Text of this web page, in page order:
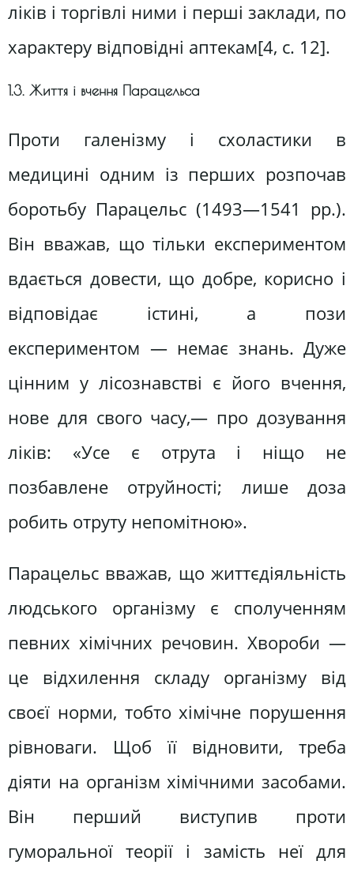
ліків і торгівлі ними і перші заклади, по
характеру відповідні аптекам[4, c. 12].
1.3. Життя і вчення Парацельса
Проти галенізму і схоластики в
медицині одним із перших розпочав
боротьбу Парацельс (1493—1541 рр.).
Він вважав, що тільки експериментом
вдається довести, що добре, корисно і
відповідає істині, а пози
експериментом — немає знань. Дуже
цінним у лісознавстві є його вчення,
нове для свого часу,— про дозування
ліків: «Усе є отрута і ніщо не
позбавлене отруйності; лише доза
робить отруту непомітною».
Парацельс вважав, що життєдіяльність
людського організму є сполученням
певних хімічних речовин. Хвороби —
це відхилення складу організму від
своєї норми, тобто хімічне порушення
рівноваги. Щоб її відновити, треба
діяти на організм хімічними засобами.
Він перший виступив проти
гуморальної теорії і замість неї для